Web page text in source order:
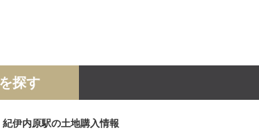
土地 事業投資用
探す
紀伊内原駅の土地購入情報